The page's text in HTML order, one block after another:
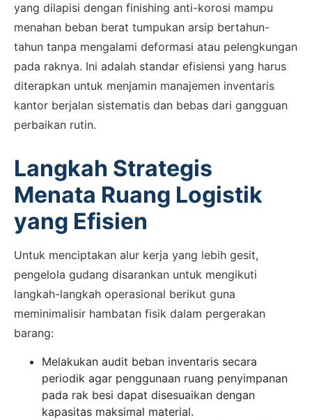
yang dilapisi dengan finishing anti-korosi mampu
menahan beban berat tumpukan arsip bertahun-
tahun tanpa mengalami deformasi atau pelengkungan
pada raknya. Ini adalah standar efisiensi yang harus
diterapkan untuk menjamin manajemen inventaris
kantor berjalan sistematis dan bebas dari gangguan
perbaikan rutin.
Langkah Strategis
Menata Ruang Logistik
yang Efisien
Untuk menciptakan alur kerja yang lebih gesit,
pengelola gudang disarankan untuk mengikuti
langkah-langkah operasional berikut guna
meminimalisir hambatan fisik dalam pergerakan
barang:
Melakukan audit beban inventaris secara
periodik agar penggunaan ruang penyimpanan
pada rak besi dapat disesuaikan dengan
kapasitas maksimal material.